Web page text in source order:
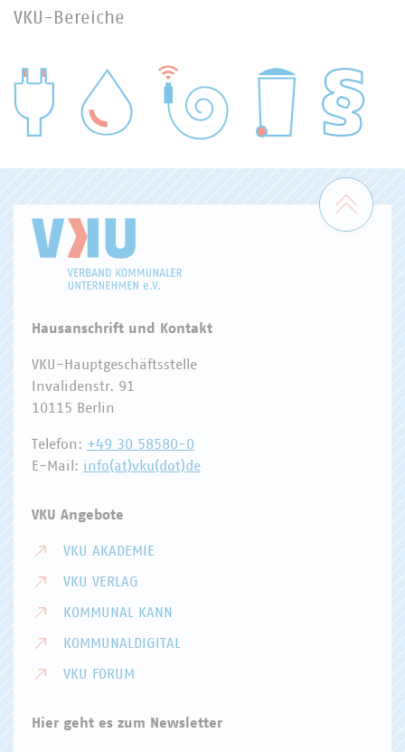
VKU-Bereiche
WASSER/ABWASSER
Zum
Hausanschrift und Kontakt
VKU-Hauptgeschäftsstelle
Invalidenstr. 91
10115 Berlin
Telefon: +49 30 58580-0
E-Mail: info(at)vku(dot)de
VKU Angebote
VKU AKADEMIE
VKU VERLAG
KOMMUNAL KANN
KOMMUNALDIGITAL
VKU FORUM
Hier geht es zum Newsletter